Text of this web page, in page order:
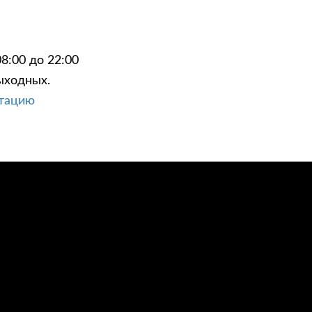
до 22:00